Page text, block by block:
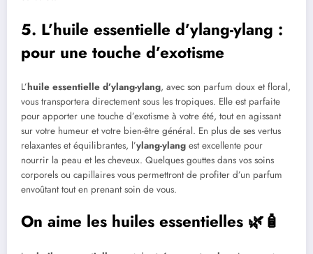
5. L’huile essentielle d’ylang-ylang :
pour une touche d’exotisme
L’huile essentielle d’ylang-ylang, avec son parfum doux et floral,
vous transportera directement sous les tropiques. Elle est parfaite
pour apporter une touche d’exotisme à votre été, tout en agissant
sur votre humeur et votre bien-être général. En plus de ses vertus
relaxantes et équilibrantes, l’ylang-ylang est excellente pour
nourrir la peau et les cheveux. Quelques gouttes dans vos soins
corporels ou capillaires vous permettront de profiter d’un parfum
envoûtant tout en prenant soin de vous.
On aime les huiles essentielles 🌿🧴